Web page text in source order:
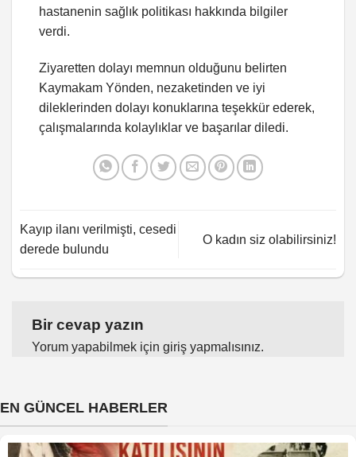
hastanenin sağlık politikası hakkında bilgiler
verdi.
Ziyaretten dolayı memnun olduğunu belirten
Kaymakam Yönden, nezaketinden ve iyi
dileklerinden dolayı konuklarına teşekkür ederek,
çalışmalarında kolaylıklar ve başarılar diledi.
Kayıp ilanı verilmişti, cesedi
derede bulundu
O kadın siz olabilirsiniz!
Bir cevap yazın
Yorum yapabilmek için giriş yapmalısınız.
EN GÜNCEL HABERLER